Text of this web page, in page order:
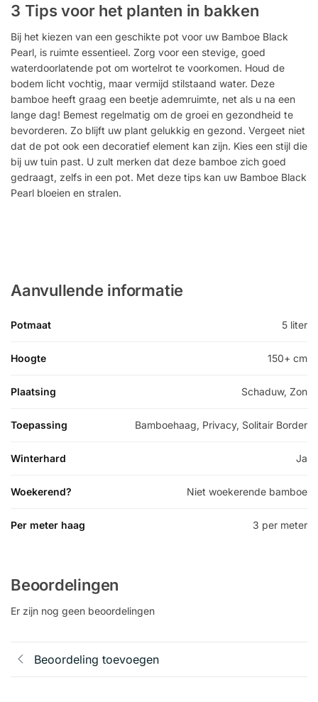
3 Tips voor het planten in bakken
Bij het kiezen van een geschikte pot voor uw Bamboe Black
Pearl, is ruimte essentieel. Zorg voor een stevige, goed
waterdoorlatende pot om wortelrot te voorkomen. Houd de
bodem licht vochtig, maar vermijd stilstaand water. Deze
bamboe heeft graag een beetje ademruimte, net als u na een
lange dag! Bemest regelmatig om de groei en gezondheid te
bevorderen. Zo blijft uw plant gelukkig en gezond. Vergeet niet
dat de pot ook een decoratief element kan zijn. Kies een stijl die
bij uw tuin past. U zult merken dat deze bamboe zich goed
gedraagt, zelfs in een pot. Met deze tips kan uw Bamboe Black
Pearl bloeien en stralen.
Aanvullende informatie
Potmaat 5 liter
Hoogte 150+ cm
Plaatsing Schaduw, Zon
Toepassing Bamboehaag, Privacy, Solitair Border
Winterhard Ja
Woekerend? Niet woekerende bamboe
Per meter haag 3 per meter
Beoordelingen
Er zijn nog geen beoordelingen
Beoordeling toevoegen